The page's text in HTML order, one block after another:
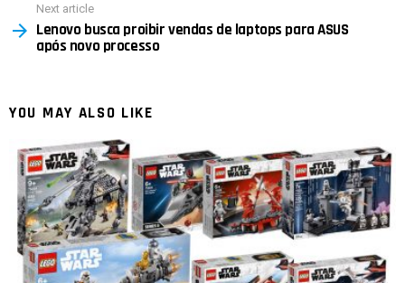
Next article
Lenovo busca proibir vendas de laptops para ASUS
após novo processo
YOU MAY ALSO LIKE